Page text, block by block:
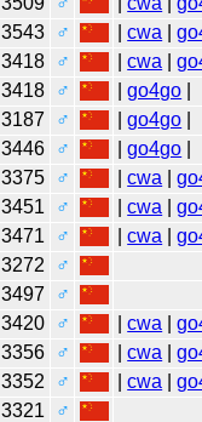
3543 ♂ |cwa |
3418 ♂ |cwa |
3418 ♂ |go4go
3187 ♂ |go4go
3446 ♂ |go4go
3375 ♂ |cwa |
3451 ♂ |cwa |
3471 ♂ |cwa |
3272
♂
3497
♂
3420 ♂ |cwa |
3356 ♂ |cwa |
3352 ♂ |cwa |
3321
♂